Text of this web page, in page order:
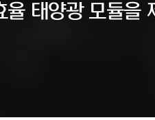
태양광 모듈을